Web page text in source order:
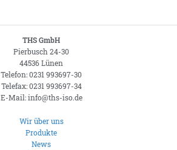
THS GmbH
Pierbusch 24-30
44536 Lünen
Telefon: 0231 993697-30
Telefax: 0231 993697-34
E-Mail: info@ths-iso.de
Wir über uns
Produkte
News